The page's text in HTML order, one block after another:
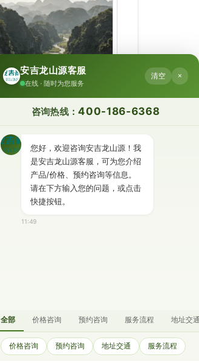
山水之间的静谧归宿｜杭州公墓价格一览表
扫一扫关注我们
安吉龙山源客服
在线 · 随时为您服务
清空 ×
咨询热线：400-186-6368
您好，欢迎咨询安吉龙山源！我
是安吉龙山源客服，可为您介绍
产品/价格、预约咨询等信息。
请在下方输入您的问题，或点击
快捷按钮。
11:49
全部 价格咨询 预约咨询 服务流程 地址交
价格咨询 预约咨询 地址交通 服务流程